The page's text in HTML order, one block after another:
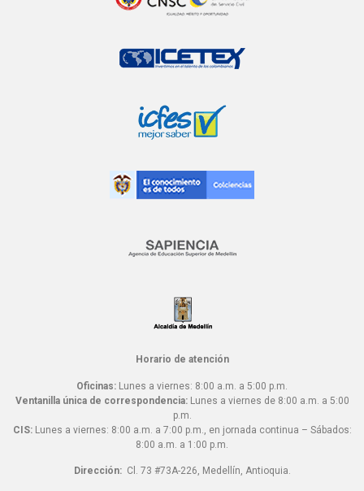
Horario de atención
Oficinas: Lunes a viernes: 8:00 a.m. a 5:00 p.m.
Ventanilla única de correspondencia:Lunes a viernes de 8:00 a.m. a 5:00
p.m.
CIS:Lunes a viernes: 8:00 a.m. a 7:00 p.m., en jornada continua – Sábados:
8:00 a.m. a 1:00 p.m.
Dirección: Cl. 73 #73A-226, Medellín, Antioquia.